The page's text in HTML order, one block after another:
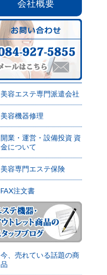
会社概要
美容エステ専門派遣会社
美容機器修理
開業・運営・設備投資 資
金について
美容専門エステ保険
FAX注文書
今、売れている話題の商
品